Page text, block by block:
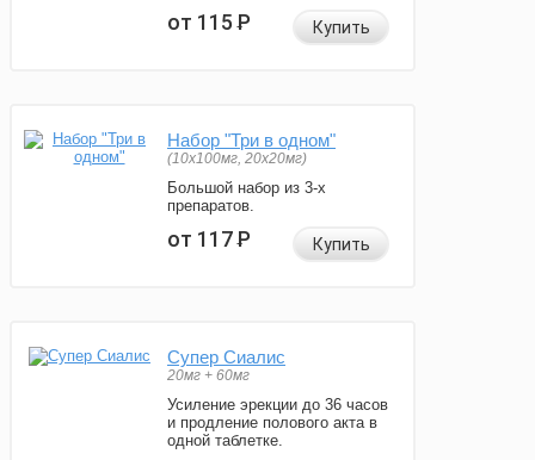
от 115Р Купить
Набор "Три в одном"
(10x100мг, 20x20мг)
Большой набор из 3-х
препаратов.
от 117Р Купить
Супер Сиалис
20мг + 60мг
Усиление эрекции до 36 часов
и продление полового акта в
одной таблетке.